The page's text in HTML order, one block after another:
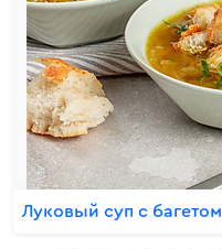
Луковый суп с багетом